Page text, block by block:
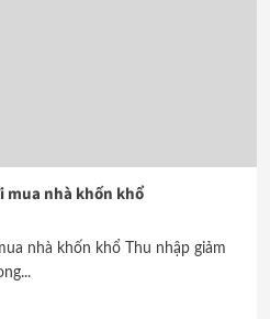
mua nhà khốn khổ
nhà khốn khổ Thu nhập giảm